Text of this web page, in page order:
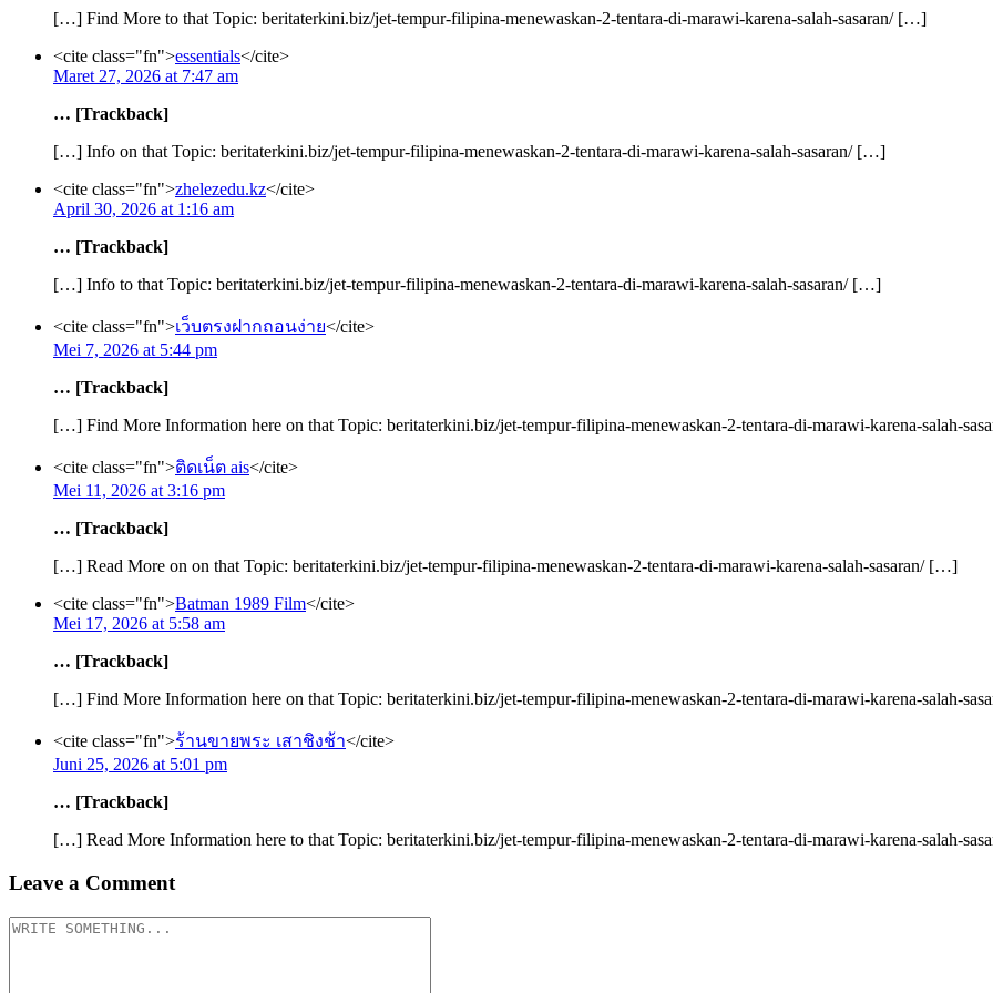
[…] Find More to that Topic: beritaterkini.biz/jet-tempur-filipina-menewaskan-2-tentara-di-marawi-karena-salah-sasaran/ […]
<cite class="fn">essentials</cite>
Maret 27, 2026 at 7:47 am
… [Trackback]
[…] Info on that Topic: beritaterkini.biz/jet-tempur-filipina-menewaskan-2-tentara-di-marawi-karena-salah-sasaran/ […]
<cite class="fn">zhelezedu.kz</cite>
April 30, 2026 at 1:16 am
… [Trackback]
[…] Info to that Topic: beritaterkini.biz/jet-tempur-filipina-menewaskan-2-tentara-di-marawi-karena-salah-sasaran/ […]
<cite class="fn">เว็บตรงฝากถอนง่าย</cite>
Mei 7, 2026 at 5:44 pm
… [Trackback]
[…] Find More Information here on that Topic: beritaterkini.biz/jet-tempur-filipina-menewaskan-2-tentara-di-marawi-karena-salah-
<cite class="fn">ติดเน็ต ais</cite>
Mei 11, 2026 at 3:16 pm
… [Trackback]
[…] Read More on on that Topic: beritaterkini.biz/jet-tempur-filipina-menewaskan-2-tentara-di-marawi-karena-salah-sasaran/ […]
<cite class="fn">Batman 1989 Film</cite>
Mei 17, 2026 at 5:58 am
… [Trackback]
[…] Find More Information here on that Topic: beritaterkini.biz/jet-tempur-filipina-menewaskan-2-tentara-di-marawi-karena-salah-
<cite class="fn">ร้านขายพระ เสาชิงช้า</cite>
Juni 25, 2026 at 5:01 pm
… [Trackback]
[…] Read More Information here to that Topic: beritaterkini.biz/jet-tempur-filipina-menewaskan-2-tentara-di-marawi-karena-salah-
Leave a Comment